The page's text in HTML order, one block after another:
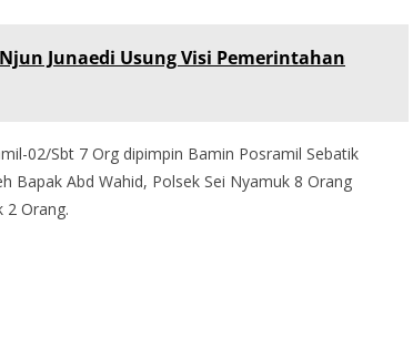
Junaedi Usung Visi Pemerintahan
02/Sbt 7 Org dipimpin Bamin Posramil Sebatik
Bapak Abd Wahid, Polsek Sei Nyamuk 8 Orang
2 Orang.